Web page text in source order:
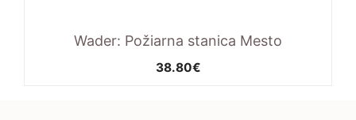
Wader: Požiarna stanica Mesto
38.80€